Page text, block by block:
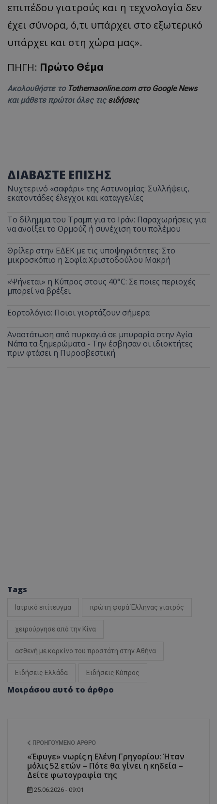
επιπέδου γιατρούς και η τεχνολογία δεν
έχει σύνορα, ό,τι υπάρχει στο εξωτερικό
υπάρχει και στη χώρα μας».
ΠΗΓΗ: Πρώτο Θέμα
Ακολουθήστε το Tothemaonline.com στο Google News
και μάθετε πρώτοι όλες τις ειδήσεις
ΔΙΑΒΑΣΤΕ ΕΠΙΣΗΣ
Νυχτερινό «σαφάρι» της Αστυνομίας: Συλλήψεις,
εκατοντάδες έλεγχοι και καταγγελίες
Το δίλημμα του Τραμπ για το Ιράν: Παραχωρήσεις για
να ανοίξει το Ορμούζ ή συνέχιση του πολέμου
Θρίλερ στην ΕΔΕΚ με τις υποψηφιότητες: Στο
μικροσκόπιο η Σοφία Χριστοδούλου Μακρή
«Ψήνεται» η Κύπρος στους 40°C: Σε ποιες περιοχές
μπορεί να βρέξει
Εορτολόγιο: Ποιοι γιορτάζουν σήμερα
Αναστάτωση από πυρκαγιά σε μπυραρία στην Αγία
Νάπα τα ξημερώματα - Την έσβησαν οι ιδιοκτήτες
πριν φτάσει η Πυροσβεστική
Tags
Ιατρικό επίτευγμα πρώτη φορά Έλληνας γιατρός
χειρούργησε από την Κίνα
ασθενή με καρκίνο του προστάτη στην Αθήνα
Ειδήσεις Ελλάδα Ειδήσεις Κύπρος
Μοιράσου αυτό το άρθρο
ΠΡΟΗΓΟΎΜΕΝΟ ΆΡΘΡΟ
«Έφυγε» νωρίς η Ελένη Γρηγορίου: Ήταν
μόλις 52 ετών – Πότε θα γίνει η κηδεία –
Δείτε φωτογραφία της
25.06.2026 - 09:01